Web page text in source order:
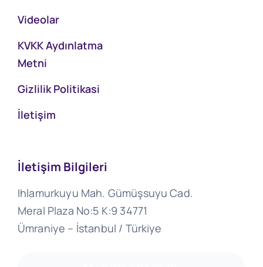
Videolar
KVKK Aydınlatma
Metni
Gizlilik Politikasi
İletişim
İletişim Bilgileri
Ihlamurkuyu Mah. Gümüşsuyu Cad.
Meral Plaza No:5 K:9 34771
Ümraniye – İstanbul / Türkiye